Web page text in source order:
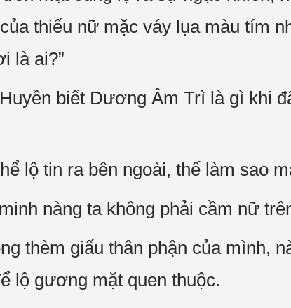
thiếu nữ mặc váy lụa màu tím
là ai?”
biết Dương Âm Trì là gì khi
lộ tin ra bên ngoài, thế làm sao
nàng ta không phải cầm nữ
thèm giấu thân phận của mình,
lộ gương mặt quen thuộc.